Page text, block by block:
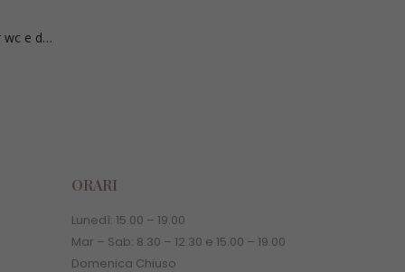
Sedia comoda per wc e doccia
ORARI
Lunedì: 15.00 – 19.00
Mar – Sab: 8.30 – 12.30 e 15.00 – 19.00
Domenica Chiuso